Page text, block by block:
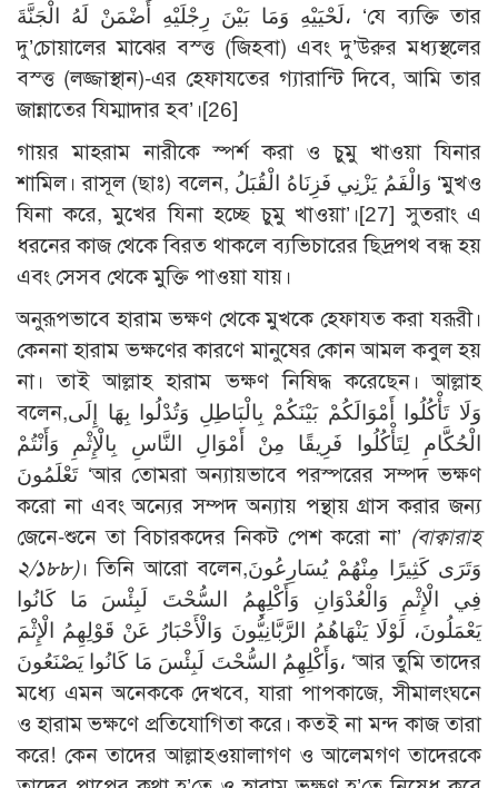
لَحْيَيْهِ وَمَا بَيْنَ رِجْلَيْهِ أَضْمَنْ لَهُ الْجَنَّةَ، ‘যে ব্যক্তি তার
দু’চোয়ালের মাঝের বস্ত্ত (জিহবা) এবং দু’উরুর মধ্যস্থলের
বস্ত্ত (লজ্জাস্থান)-এর হেফাযতের গ্যারান্টি দিবে, আমি তার
জান্নাতের যিম্মাদার হব’।[26]
গায়র মাহরাম নারীকে স্পর্শ করা ও চুমু খাওয়া যিনার
শামিল। রাসূল (ছাঃ) বলেন, وَالْفَمُ يَزْنِي فَزِنَاهُ الْقُبَلُ ‘মুখও
যিনা করে, মুখের যিনা হচ্ছে চুমু খাওয়া’।[27] সুতরাং এ
ধরনের কাজ থেকে বিরত থাকলে ব্যভিচারের ছিদ্রপথ বন্ধ হয়
এবং সেসব থেকে মুক্তি পাওয়া যায়।
অনুরূপভাবে হারাম ভক্ষণ থেকে মুখকে হেফাযত করা যরূরী।
কেননা হারাম ভক্ষণের কারণে মানুষের কোন আমল কবুল হয়
না। তাই আল্লাহ হারাম ভক্ষণ নিষিদ্ধ করেছেন। আল্লাহ
বলেন,وَلَا تَأْكُلُوا أَمْوَالَكُمْ بَيْنَكُمْ بِالْبَاطِلِ وَتُدْلُوا بِهَا إِلَى
الْحُكَّامِ لِتَأْكُلُوا فَرِيقًا مِنْ أَمْوَالِ النَّاسِ بِالْإِثْمِ وَأَنْتُمْ
تَعْلَمُونَ ‘আর তোমরা অন্যায়ভাবে পরস্পরের সম্পদ ভক্ষণ
করো না এবং অন্যের সম্পদ অন্যায় পন্থায় গ্রাস করার জন্য
জেনে-শুনে তা বিচারকদের নিকট পেশ করো না’ (বাক্বারাহ
২/১৮৮)। তিনি আরো বলেন,وَتَرَى كَثِيرًا مِنْهُمْ يُسَارِعُونَ
فِي الْإِثْمِ وَالْعُدْوَانِ وَأَكْلِهِمُ السُّحْتَ لَبِئْسَ مَا كَانُوا
يَعْمَلُونَ، لَوْلَا يَنْهَاهُمُ الرَّبَّانِيُّونَ وَالْأَحْبَارُ عَنْ قَوْلِهِمُ الْإِثْمَ
وَأَكْلِهِمُ السُّحْتَ لَبِئْسَ مَا كَانُوا يَصْنَعُونَ، ‘আর তুমি তাদের
মধ্যে এমন অনেককে দেখবে, যারা পাপকাজে, সীমালংঘনে
ও হারাম ভক্ষণে প্রতিযোগিতা করে। কতই না মন্দ কাজ তারা
করে! কেন তাদের আল্লাহওয়ালাগণ ও আলেমগণ তাদেরকে